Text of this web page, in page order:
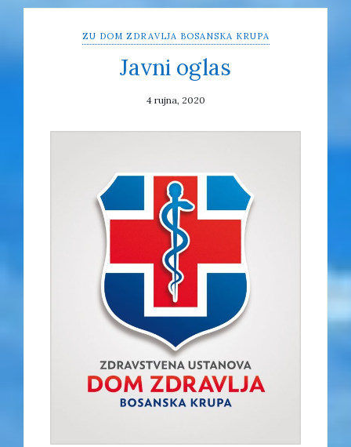
ZU DOM ZDRAVLJA BOSANSKA KRUPA
Javni oglas
4 rujna, 2020